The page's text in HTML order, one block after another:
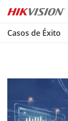
Skip to content
Casos de Éxito